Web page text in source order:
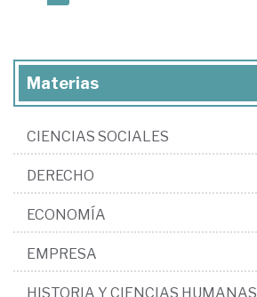
Materias
CIENCIAS SOCIALES
DERECHO
ECONOMÍA
EMPRESA
HISTORIA Y CIENCIAS HUMANAS